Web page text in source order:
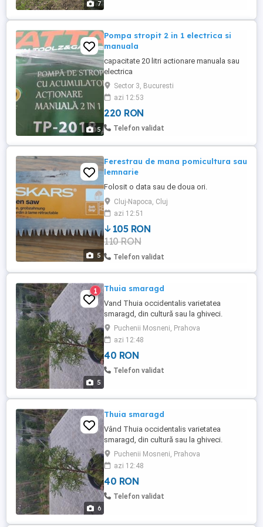
7
5
Pompa stropit 2 in 1 electrica si
manuala
capacitate 20 litri actionare manuala sau
electrica
Sector 3, Bucuresti
azi 12:53
220 RON
Telefon validat
5
Ferestrau de mana pomicultura sau
lemnarie
Folosit o data sau de doua ori.
Cluj-Napoca, Cluj
azi 12:51
105 RON
110 RON
Telefon validat
5
1 Thuia smaragd
Vand Thuia occidentalis varietatea
smaragd, din cultură sau la ghiveci.
Puchenii Mosneni, Prahova
azi 12:48
40 RON
Telefon validat
6
Thuia smaragd
Vând Thuia occidentalis varietatea
smaragd, din cultură sau la ghiveci.
Puchenii Mosneni, Prahova
azi 12:48
40 RON
Telefon validat